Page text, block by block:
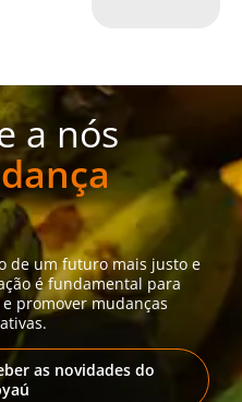
a nós
de um futuro mais justo e
é fundamental para
promover mudanças
as novidades do